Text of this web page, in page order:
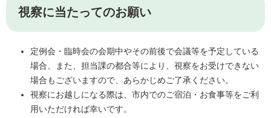
視察に当たってのお願い
定例会・臨時会の会期中やその前後で会議等を予定している
場合、また、担当課の都合等により、視察をお受けできない
場合もございますので、あらかじめご了承ください。
視察にお越しになる際は、市内でのご宿泊・お食事等をご利
用いただければ幸いです。